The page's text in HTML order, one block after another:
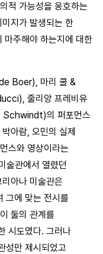
적 가능성을 옹호하는
지가 발생되는 한
마주해야 하는지에 대한
Boer), 마리 쿨 &
줄리앙 프레비유
Schwindt)의 퍼포먼스
아람, 오민의 실제
스와 영상이라는
술관에서 열렸던
아나 미술관은
그에 맞는 전시를
둘의 관계를
시도였다. 그러나
성만 제시되었고